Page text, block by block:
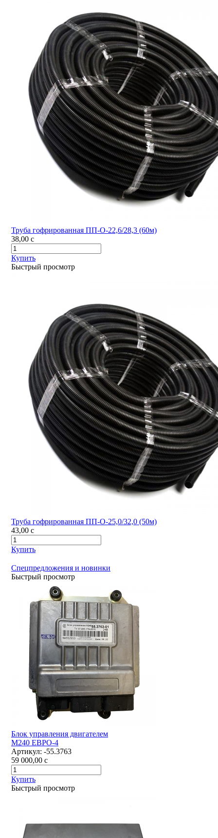
Труба гофрированная ПП-О-22,6/28,3 (60м)
38,00 c
Купить
Быстрый просмотр
Труба гофрированная ПП-О-25,0/32,0 (50м)
43,00 c
Купить
Спецпредложения и новинки
Быстрый просмотр
Блок управления двигателем
М240 ЕВРО-4
Артикул: -55.3763
59 000,00 c
Купить
Быстрый просмотр